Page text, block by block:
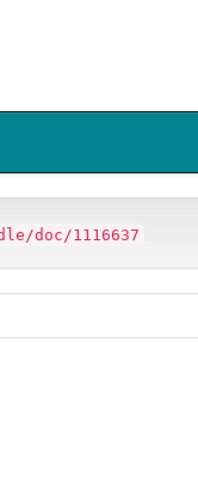
doc/1116637